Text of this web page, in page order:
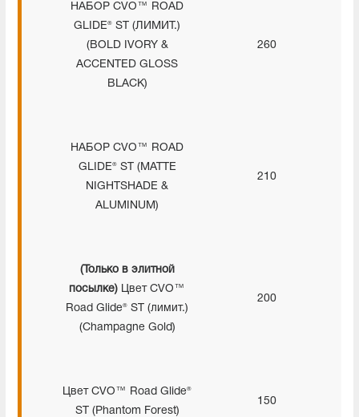
НАБОР CVO™ ROAD
GLIDE® ST (ЛИМИТ.)
(BOLD IVORY &
ACCENTED GLOSS
BLACK)
260
НАБОР CVO™ ROAD
GLIDE® ST (MATTE
NIGHTSHADE &
ALUMINUM)
210
(Только в элитной
посылке) Цвет CVO™
Road Glide® ST (лимит.)
(Champagne Gold)
200
Цвет CVO™ Road Glide®
ST (Phantom Forest)
150